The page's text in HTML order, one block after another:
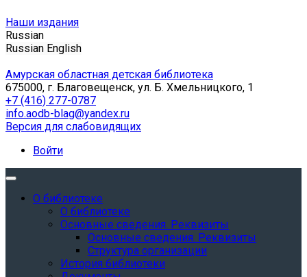
Наши издания
Russian
Russian English
Амурская областная детская библиотека
675000, г. Благовещенск, ул. Б. Хмельницкого, 1
+7 (416) 277-0787
info.aodb-blag@yandex.ru
Версия для слабовидящих
Войти
О библиотеке
О библиотеке
Основные сведения. Реквизиты
Основные сведения. Реквизиты
Структура организации
История библиотеки